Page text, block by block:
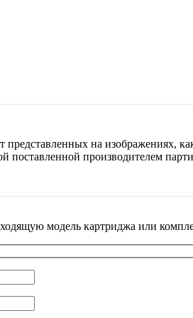
представленных на изображениях,
поставленной производителем
модель картриджа или